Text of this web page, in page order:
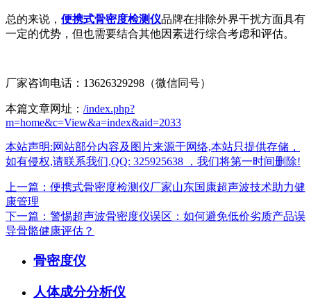
总的来说， 便携式骨密度检测仪品牌在排除外界干扰方面具有
一定的优势，但也需要结合其他因素进行综合考虑和评估。
厂家咨询电话：13626329298（微信同号）
本篇文章网址： /index.php?
m=home&c=View&a=index&aid=2033
本站声明:网站部分内容及图片来源于网络,本站只提供存储，
如有侵权,请联系我们,QQ: 325925638 ，我们将第一时间删除!
上一篇：便携式骨密度检测仪厂家山东国康超声波技术助力健
康管理
下一篇：警惕超声波骨密度仪误区：如何避免低价劣质产品误
导骨骼健康评估？
骨密度仪
人体成分分析仪